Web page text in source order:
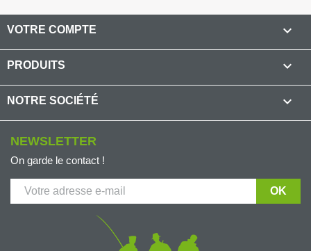
VOTRE COMPTE 
PRODUITS 
NOTRE SOCIÉTÉ 
NEWSLETTER
On garde le contact !